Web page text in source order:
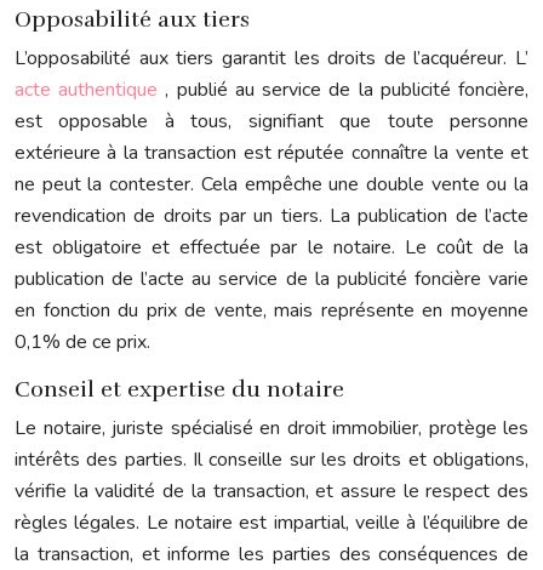
Opposabilité aux tiers
L’opposabilité aux tiers garantit les droits de l’acquéreur. L’
acte authentique, publié au service de la publicité foncière,
est opposable à tous, signifiant que toute personne
extérieure à la transaction est réputée connaître la vente et
ne peut la contester. Cela empêche une double vente ou la
revendication de droits par un tiers. La publication de l’acte
est obligatoire et effectuée par le notaire. Le coût de la
publication de l’acte au service de la publicité foncière varie
en fonction du prix de vente, mais représente en moyenne
0,1% de ce prix.
Conseil et expertise du notaire
Le notaire, juriste spécialisé en droit immobilier, protège les
intérêts des parties. Il conseille sur les droits et obligations,
vérifie la validité de la transaction, et assure le respect des
règles légales. Le notaire est impartial, veille à l’équilibre de
la transaction, et informe les parties des conséquences de